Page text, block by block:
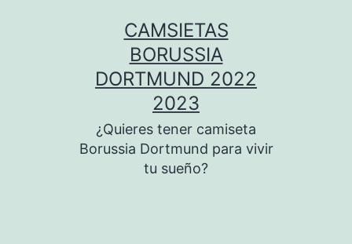
CAMSIETAS
BORUSSIA
DORTMUND 2022
2023
¿Quieres tener camiseta
Borussia Dortmund para vivir
tu sueño?